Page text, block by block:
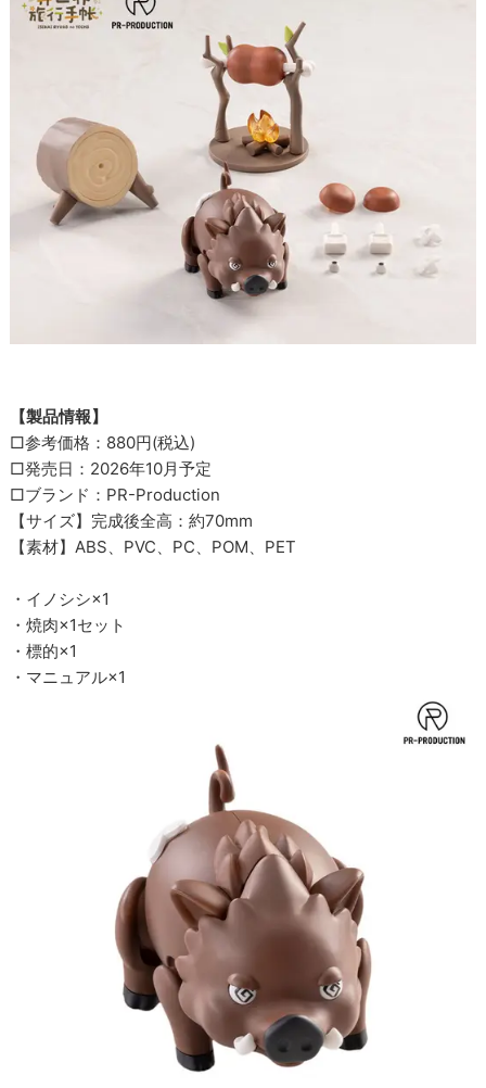
【製品情報】
□参考価格：880円(税込)
□発売日：2026年10月予定
□ブランド：PR-Production
【サイズ】完成後全高：約70mm
【素材】ABS、PVC、PC、POM、PET
・イノシシ×1
・焼肉×1セット
・標的×1
・マニュアル×1